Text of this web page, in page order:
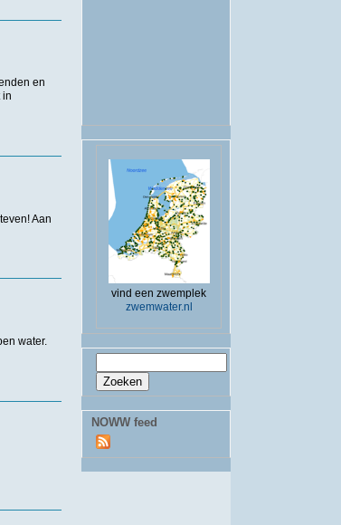
en
in
Aan
water.
vind een zwemplek
zwemwater.nl
Zoekveld
NOWW feed